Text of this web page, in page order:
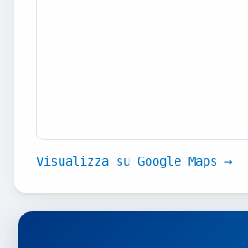
Visualizza su Google Maps →